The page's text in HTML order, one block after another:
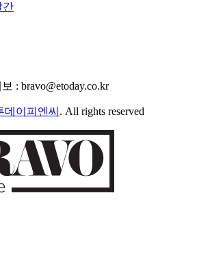
간
: bravo@etoday.co.kr
데이피엔씨 . All rights reserved